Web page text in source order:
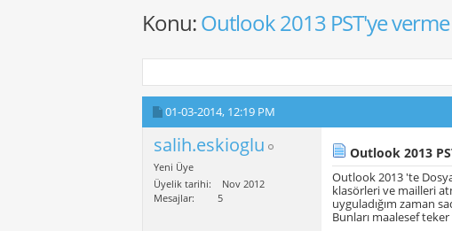
Konu:Outlook 2013 PST'ye verme
01-03-2014, 12:19 PM
salih.eskioglu
Yeni Üye
Üyelik tarihi
Nov 2012
Mesajlar
5
Outlook 2013
Outlook 2013 'te
klasörleri ve mailleri
uyguladığım zaman
Bunları maalesef